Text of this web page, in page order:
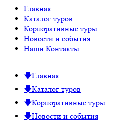
Главная
Каталог туров
Корпоративные туры
Новости и события
Наши Контакты
Главная
Каталог туров
Корпоративные туры
Новости и события